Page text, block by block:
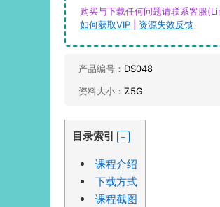
购买与下载任何问题请联系客服
如何获取VIP
资源失效反馈
产品编号： DS048
资料大小： 7.5G
目录索引
课程介绍
下载方式
课程截图